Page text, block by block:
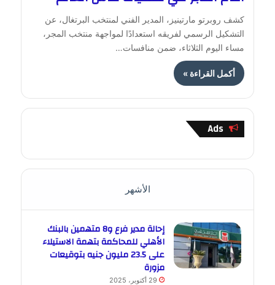
كشف روبرتو مارتينيز، المدير الفني لمنتخب البرتغال، عن
التشكيل الرسمي لفريقه استعدادًا لمواجهة منتخب المجر،
مساء اليوم الثلاثاء، ضمن منافسات…
أكمل القراءة »
Ads
الأشهر
إحالة مدير فرع و8 متهمين بالبنك
الأهلي للمحاكمة بتهمة الاستيلاء
على 23.5 مليون جنيه بتوقيعات
مزورة
29 أكتوبر، 2025